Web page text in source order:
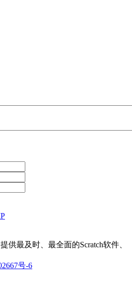
供最及时、最全面的Scratch软件、
号-6